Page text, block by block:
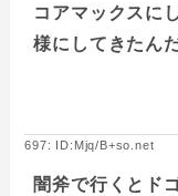
コアマックスに
様にしてきたん
697: ID:Mjq/B+so.net
闇斧で行くとド